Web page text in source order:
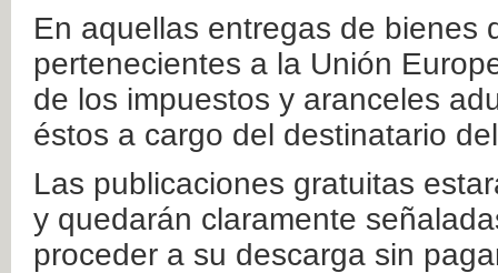
En aquellas entregas de bienes
pertenecientes a la Unión
de los impuestos y aranceles
éstos a cargo del destinatario
Las publicaciones gratuitas
y quedarán claramente
proceder a su descarga sin